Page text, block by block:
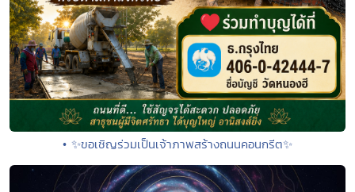
• ✨ขอเชิญร่วมเป็นเจ้าภาพสร้างถนนคอนกรีต✨